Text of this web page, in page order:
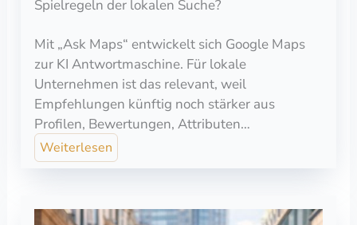
Spielregeln der lokalen Suche?
Mit „Ask Maps“ entwickelt sich Google Maps
zur KI Antwortmaschine. Für lokale
Unternehmen ist das relevant, weil
Empfehlungen künftig noch stärker aus
Profilen, Bewertungen, Attributen…
Weiterlesen